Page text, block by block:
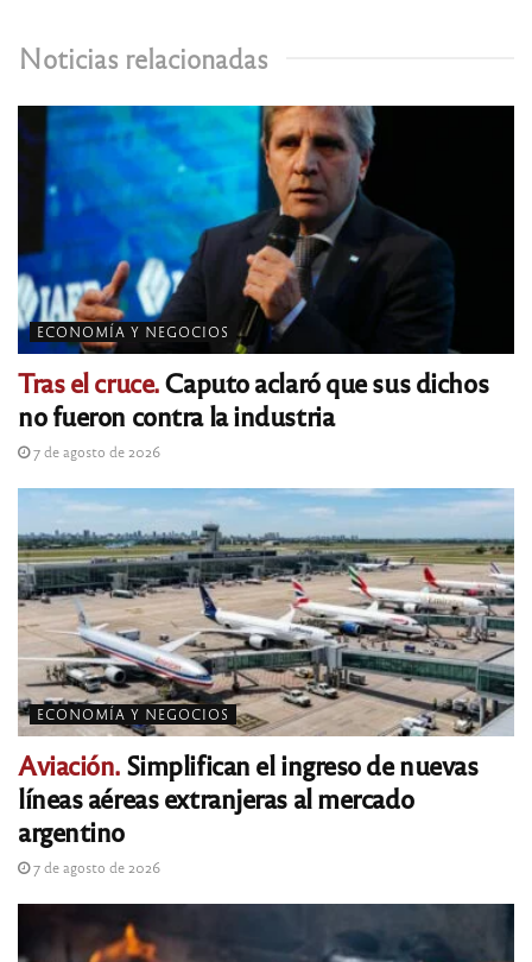
Noticias relacionadas
ECONOMÍA Y NEGOCIOS
Tras el cruce.Caputo aclaró que sus dichos
no fueron contra la industria
7 de agosto de 2026
ECONOMÍA Y NEGOCIOS
Aviación. Simplifican el ingreso de nuevas
líneas aéreas extranjeras al mercado
argentino
7 de agosto de 2026